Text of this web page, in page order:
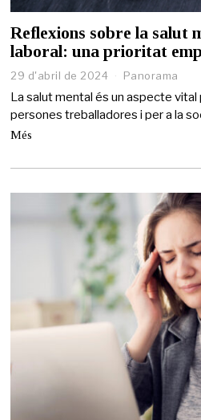
Reflexions sobre la salut
laboral: una prioritat
29 d'abril de 2024
d
'
l
d
e
2
0
2
4
Panorama
La salut mental és un aspecte
persones treballadores i per a la
Més